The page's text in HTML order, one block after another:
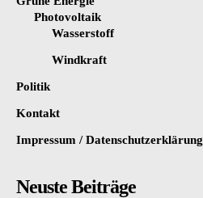
Photovoltaik
Wasserstoff
Windkraft
Politik
Kontakt
Impressum / Datenschutzerklärung
Neuste Beiträge